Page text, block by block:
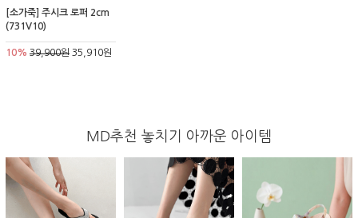
[소가죽] 주시크 로퍼 2cm
(731V10)
10% 39,900원 35,910원
MD추천 놓치기 아까운 아이템